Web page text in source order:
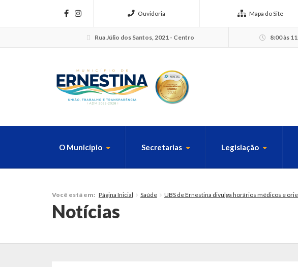
Ouvidoria Mapa do Site
Rua Júlio dos Santos, 2021 - Centro 8:00 às
O Município Secretarias Legislação
Você está em: Página Inicial Saúde UBS de Ernestina divulga horários médicos e
Notícias